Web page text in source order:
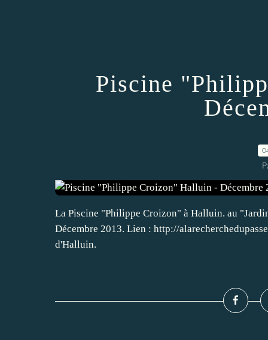
Piscine
La Piscine "Philippe Croizon" à Halluin. au
Décembre 2013. Lien : http://
d'Halluin.